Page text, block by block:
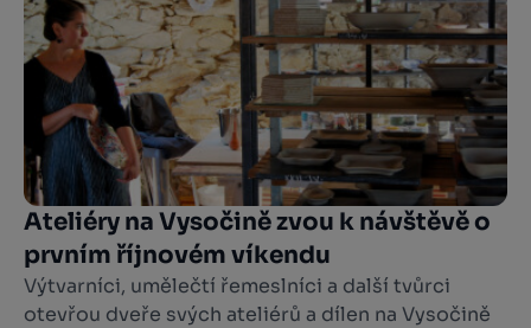
Ateliéry na Vysočině zvou k návštěvě o
prvním říjnovém víkendu
Výtvarníci, umělečtí řemeslníci a další tvůrci
otevřou dveře svých ateliérů a dílen na Vysočině